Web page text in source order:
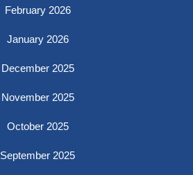
February 2026
January 2026
December 2025
November 2025
October 2025
September 2025